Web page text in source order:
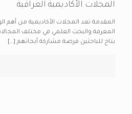
المجلات الأكاديمية العراقية
المقدمة تعد المجلات الأكاديمية من أهم
المعرفة والبحث العلمي في مختلف
يتاح للباحثين فرصة مشاركة أبحاثهم […]